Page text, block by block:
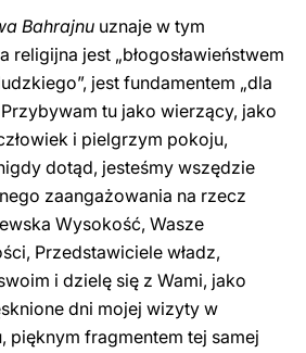
Bahrajnu uznaje w tym
religijna jest „błogosławieństwem
jest fundamentem „dla
tu jako wierzący, jako
i pielgrzym pokoju,
dotąd, jesteśmy wszędzie
zaangażowania na rzecz
Wysokość, Wasze
Przedstawiciele władz,
i dzielę się z Wami, jako
dni mojej wizyty w
pięknym fragmentem tej samej